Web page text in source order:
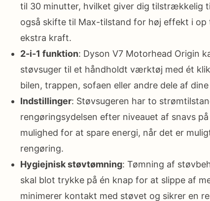
til 30 minutter, hvilket giver dig tilstrækkelig
også skifte til Max-tilstand for høj effekt i
ekstra kraft.
2-i-1 funktion: Dyson V7 Motorhead Origin
støvsuger til et håndholdt værktøj med ét
bilen, trappen, sofaen eller andre dele af
Indstillinger: Støvsugeren har to
rengøringsydelsen efter niveauet af snavs
mulighed for at spare energi, når det er
rengøring.
Hygiejnisk støvtømning: Tømning af
skal blot trykke på én knap for at slippe af
minimerer kontakt med støvet og sikrer en